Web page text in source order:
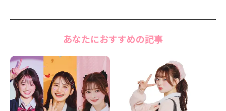
あなたにおすすめの記事